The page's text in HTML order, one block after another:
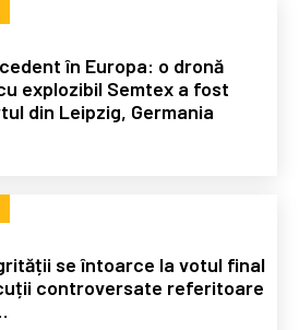
în Europa: o dronă
explozibil Semtex a fost
din Leipzig, Germania
se întoarce la votul final
controversate referitoare